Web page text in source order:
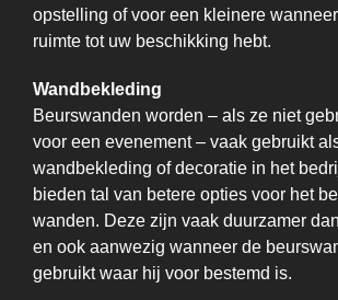
opstelling of voor een kleinere
ruimte tot uw beschikking hebt.
Wandbekleding
Beurswanden worden – als ze niet
voor een evenement – vaak gebruikt
wandbekleding of decoratie in het
bieden tal van betere opties voor het
wanden. Deze zijn vaak duurzamer
en ook aanwezig wanneer de
gebruikt waar hij voor bestemd is.